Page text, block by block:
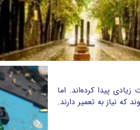
پیدا کرده‌اند. اما
نیاز به تعمیر دارند.